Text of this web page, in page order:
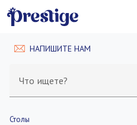
НАПИШИТЕ НАМ
Что ищете?
Столы